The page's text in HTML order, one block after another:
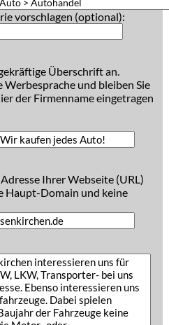
vorschlagen (optional):
Überschrift an.
und bleiben Sie
der Firmenname eingetragen
Ihrer Webseite (URL)
Haupt-Domain und keine